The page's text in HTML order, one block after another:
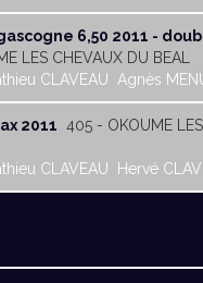
6,50 2011 -
LES CHEVAUX DU BEAL
CLAVEAU
Agnès
2011 405 - OKOUME
CLAVEAU
Hervé